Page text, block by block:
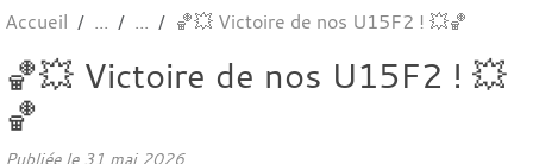
Accueil 🏀💥 Victoire de nos U15F2 ! 💥🏀
🏀💥 Victoire de nos U15F2 ! 💥
🏀
Publiée le 31 mai 2026